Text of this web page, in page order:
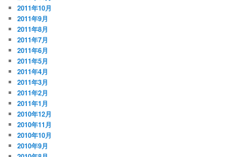
2011年10月
2011年9月
2011年8月
2011年7月
2011年6月
2011年5月
2011年4月
2011年3月
2011年2月
2011年1月
2010年12月
2010年11月
2010年10月
2010年9月